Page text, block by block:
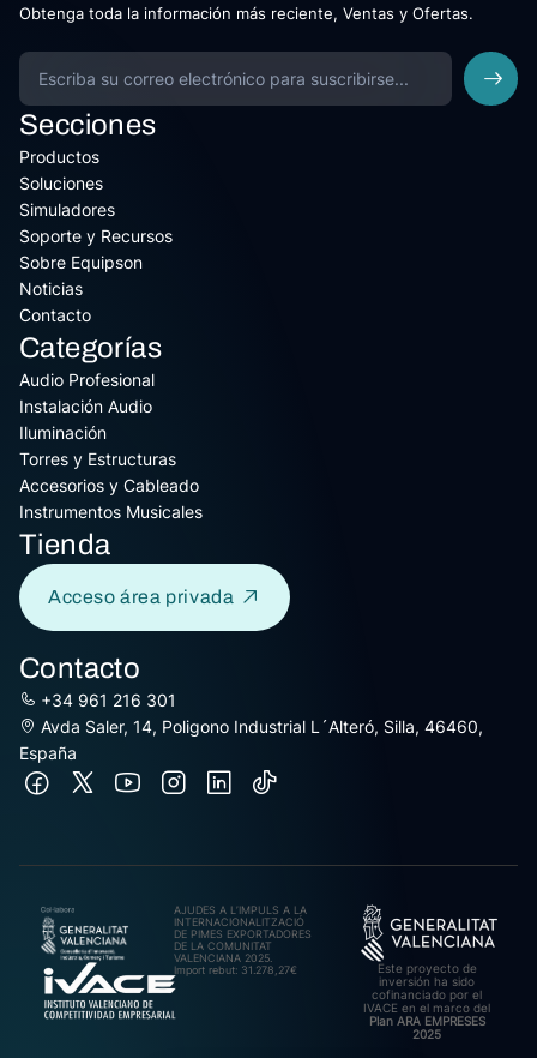
Obtenga toda la información más reciente, Ventas y Ofertas.
Secciones
Productos
Soluciones
Simuladores
Soporte y Recursos
Sobre Equipson
Noticias
Contacto
Categorías
Audio Profesional
Instalación Audio
Iluminación
Torres y Estructuras
Accesorios y Cableado
Instrumentos Musicales
Tienda
Acceso área privada
Contacto
+34 961 216 301
Avda Saler, 14, Poligono Industrial L´Alteró, Silla, 46460,
España
AJUDES A L’IMPULS A LA
INTERNACIONALITZACIÓ
DE PIMES EXPORTADORES
DE LA COMUNITAT
VALENCIANA 2025.
Import rebut: 31.278,27€
Este proyecto de
inversión ha sido
cofinanciado por el
IVACE en el marco del
Plan ARA EMPRESES
2025